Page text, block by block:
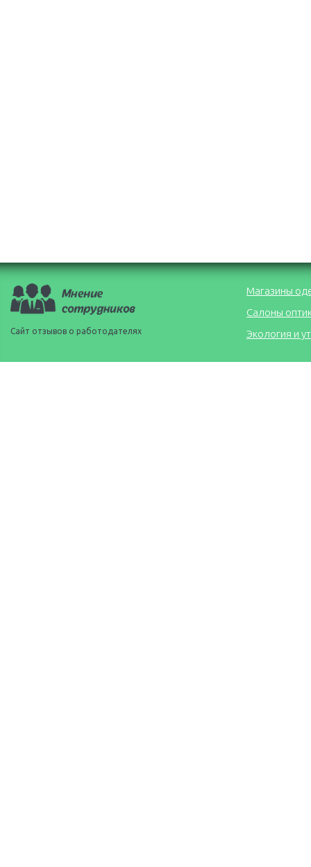
Сайт отзывов о работодателях
Магазины
Салоны
Экология и